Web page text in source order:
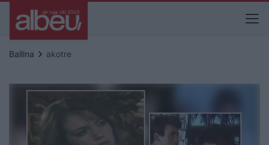
Ballina keyboard_arrow_right akotre